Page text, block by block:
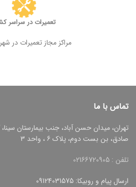
تعمیرات در سراسر
مراکز مجاز تعمیرات در
تماس با ما
تهران، میدان حسن آباد، جنب بیمارستان سینا،
صادق، بن بست دوم، پلاک 6 ، واحد 3
تلفن : 02166720905
ارسال پیام و روبیکا: 09124031575